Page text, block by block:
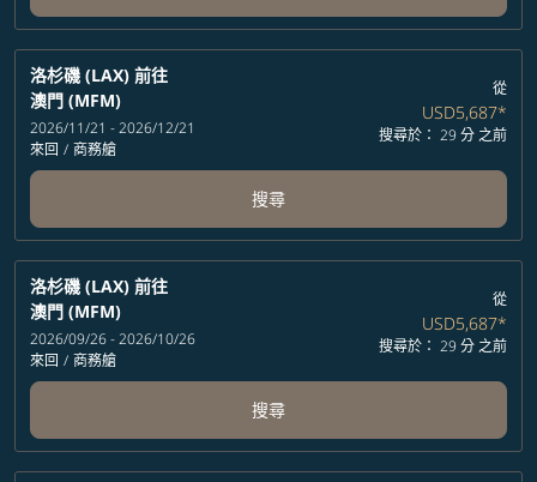
洛杉磯 (LAX) 前往
澳門 (MFM)
2026/11/21 - 2026/12/21
來回 / 商務艙
從
USD5,687*
搜尋於： 29 分 之前
搜尋
洛杉磯 (LAX) 前往
澳門 (MFM)
2026/09/26 - 2026/10/26
來回 / 商務艙
從
USD5,687*
搜尋於： 29 分 之前
搜尋